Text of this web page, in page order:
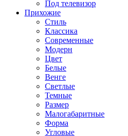
Под телевизор
Прихожие
Стиль
Классика
Современные
Модерн
Цвет
Белые
Венге
Светлые
Темные
Размер
Малогабаритные
Форма
Угловые